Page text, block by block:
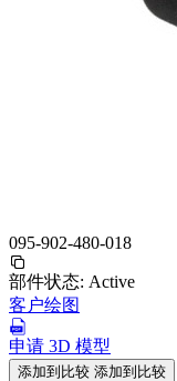
095-902-480-018
部件状态: Active
客户绘图
申请 3D 模型
添加到比较 添加到比较